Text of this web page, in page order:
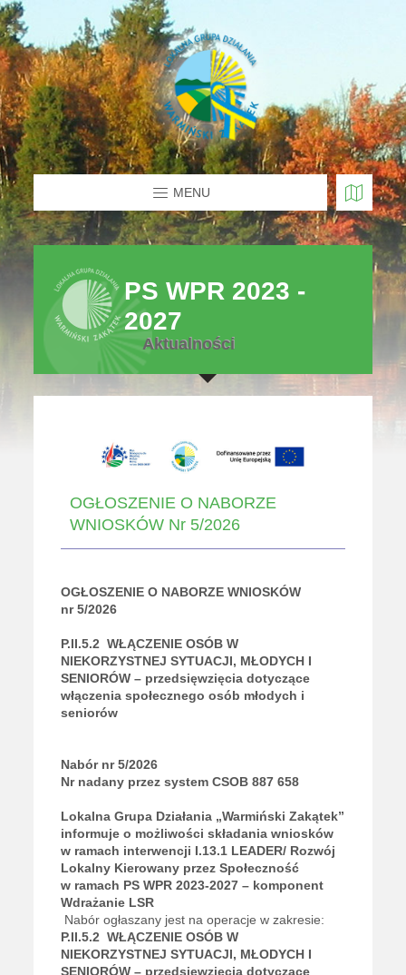
MENU
PS WPR 2023 -
2027
Aktualności
OGŁOSZENIE O NABORZE
WNIOSKÓW Nr 5/2026
OGŁOSZENIE O NABORZE WNIOSKÓW
nr 5/2026
P.II.5.2WŁĄCZENIE OSÓB W
NIEKORZYSTNEJ SYTUACJI, MŁODYCH I
SENIORÓW – przedsięwzięcia dotyczące
włączenia społecznego osób młodych i
seniorów
Nabór nr 5/2026
Nr nadany przez system CSOB 887 658
Lokalna Grupa Działania „Warmiński Zakątek”
informuje o możliwości składania wniosków
w ramach interwencji I.13.1 LEADER/ Rozwój
Lokalny Kierowany przez Społeczność
w ramach PS WPR 2023-2027 – komponent
Wdrażanie LSR
Nabór ogłaszany jest na operacje w zakresie:
P.II.5.2WŁĄCZENIE OSÓB W
NIEKORZYSTNEJ SYTUACJI, MŁODYCH I
SENIORÓW – przedsięwzięcia dotyczące